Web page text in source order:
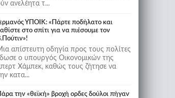
ανελέητα τ...
ΥΠΟΙΚ: «Πάρτε ποδήλατο και
στο σπίτι για να πιέσουμε τον
απίστευτη οδηγία προς τους πολίτες
ο υπουργός Οικονομικών της
Χάμπεκ, καθώς τους ζήτησε να
κατα...
την «θεϊκή» βροχή ορδες δούλοι πήγαν